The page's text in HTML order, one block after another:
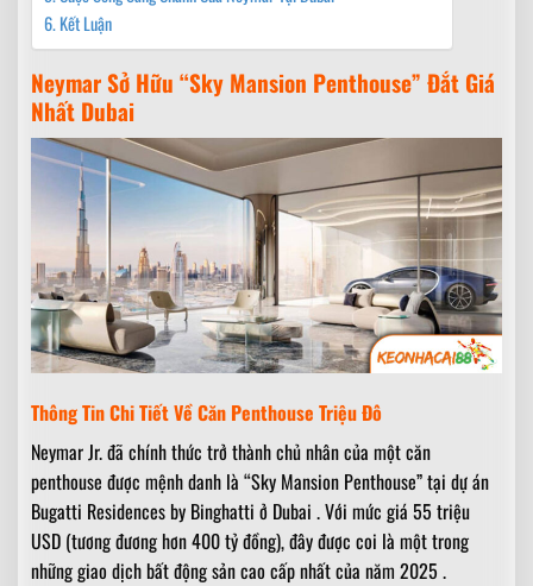
Kết Luận
Neymar Sở Hữu “Sky Mansion Penthouse” Đắt Giá
Nhất Dubai
Thông Tin Chi Tiết Về Căn Penthouse Triệu Đô
Neymar Jr. đã chính thức trở thành chủ nhân của một căn
penthouse được mệnh danh là “Sky Mansion Penthouse” tại dự án
Bugatti Residences by Binghatti ở Dubai . Với mức giá 55 triệu
USD (tương đương hơn 400 tỷ đồng), đây được coi là một trong
những giao dịch bất động sản cao cấp nhất của năm 2025 .